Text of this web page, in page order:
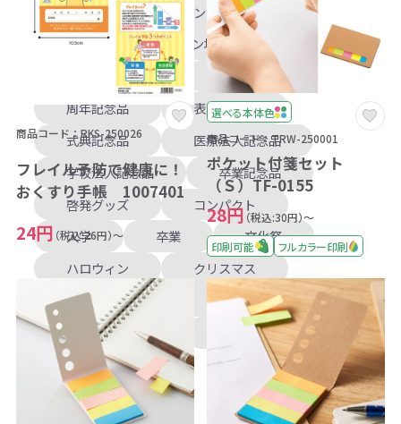
自立型
キャンバス地
フェアトレードコットン地
ブックマーク付
創立記念品
周年記念品
表彰記念品
式典記念品
医療法人記念品
学校法人記念品
卒業記念品
啓発グッズ
コンパクト
入学
卒業
文化祭
ハロウィン
クリスマス
年賀
フェアトレード
多機能
エコマーク付き
商品コード：RKS-250026
フレイル予防で健康に！
おくすり手帳 1007401
24円 （税込:26円）～
選べる本体色
商品コード：TRW-250001
ポケット付箋セット
（Ｓ）TF-0155
28円 （税込:30円）～
印刷可能
フルカラー印刷